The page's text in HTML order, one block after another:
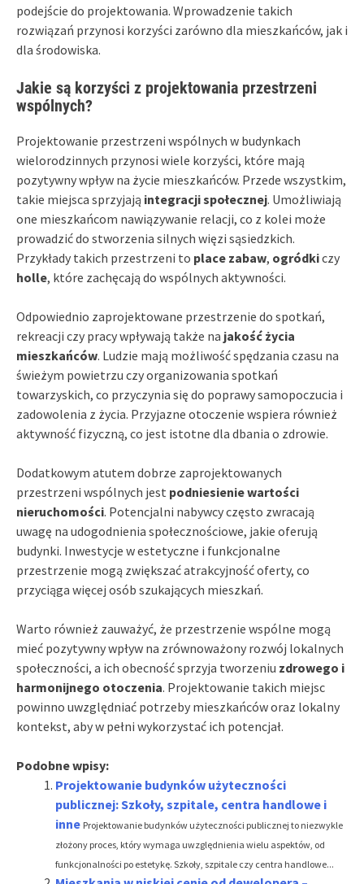
podejście do projektowania. Wprowadzenie takich
rozwiązań przynosi korzyści zarówno dla mieszkańców, jak i
dla środowiska.
Jakie są korzyści z projektowania przestrzeni
wspólnych?
Projektowanie przestrzeni wspólnych w budynkach
wielorodzinnych przynosi wiele korzyści, które mają
pozytywny wpływ na życie mieszkańców. Przede wszystkim,
takie miejsca sprzyjają integracji społecznej. Umożliwiają
one mieszkańcom nawiązywanie relacji, co z kolei może
prowadzić do stworzenia silnych więzi sąsiedzkich.
Przykłady takich przestrzeni to place zabaw, ogródkiczy
holle, które zachęcają do wspólnych aktywności.
Odpowiednio zaprojektowane przestrzenie do spotkań,
rekreacji czy pracy wpływają także na jakość życia
mieszkańców. Ludzie mają możliwość spędzania czasu na
świeżym powietrzu czy organizowania spotkań
towarzyskich, co przyczynia się do poprawy samopoczucia i
zadowolenia z życia. Przyjazne otoczenie wspiera również
aktywność fizyczną, co jest istotne dla dbania o zdrowie.
Dodatkowym atutem dobrze zaprojektowanych
przestrzeni wspólnych jest podniesienie wartości
nieruchomości. Potencjalni nabywcy często zwracają
uwagę na udogodnienia społecznościowe, jakie oferują
budynki. Inwestycje w estetyczne i funkcjonalne
przestrzenie mogą zwiększać atrakcyjność oferty, co
przyciąga więcej osób szukających mieszkań.
Warto również zauważyć, że przestrzenie wspólne mogą
mieć pozytywny wpływ na zrównoważony rozwój lokalnych
społeczności, a ich obecność sprzyja tworzeniu zdrowego i
harmonijnego otoczenia. Projektowanie takich miejsc
powinno uwzględniać potrzeby mieszkańców oraz lokalny
kontekst, aby w pełni wykorzystać ich potencjał.
Podobne wpisy:
Projektowanie budynków użyteczności
publicznej: Szkoły, szpitale, centra handlowe i
inne Projektowanie budynków użyteczności publicznej to niezwykle
złożony proces, który wymaga uwzględnienia wielu aspektów, od
funkcjonalności po estetykę. Szkoły, szpitale czy centra handlowe...